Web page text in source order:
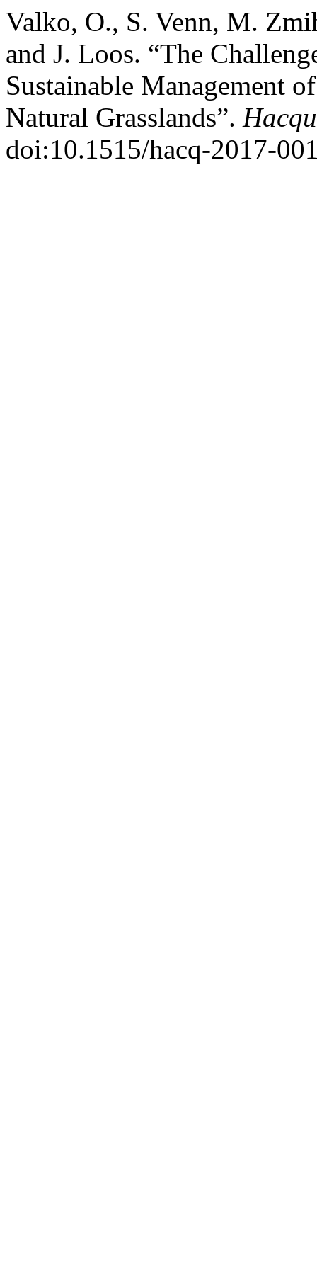
Valko, O., S. Venn, M.
and J. Loos. “The
Sustainable Management
Natural Grasslands”.
doi:10.1515/hacq-2017-